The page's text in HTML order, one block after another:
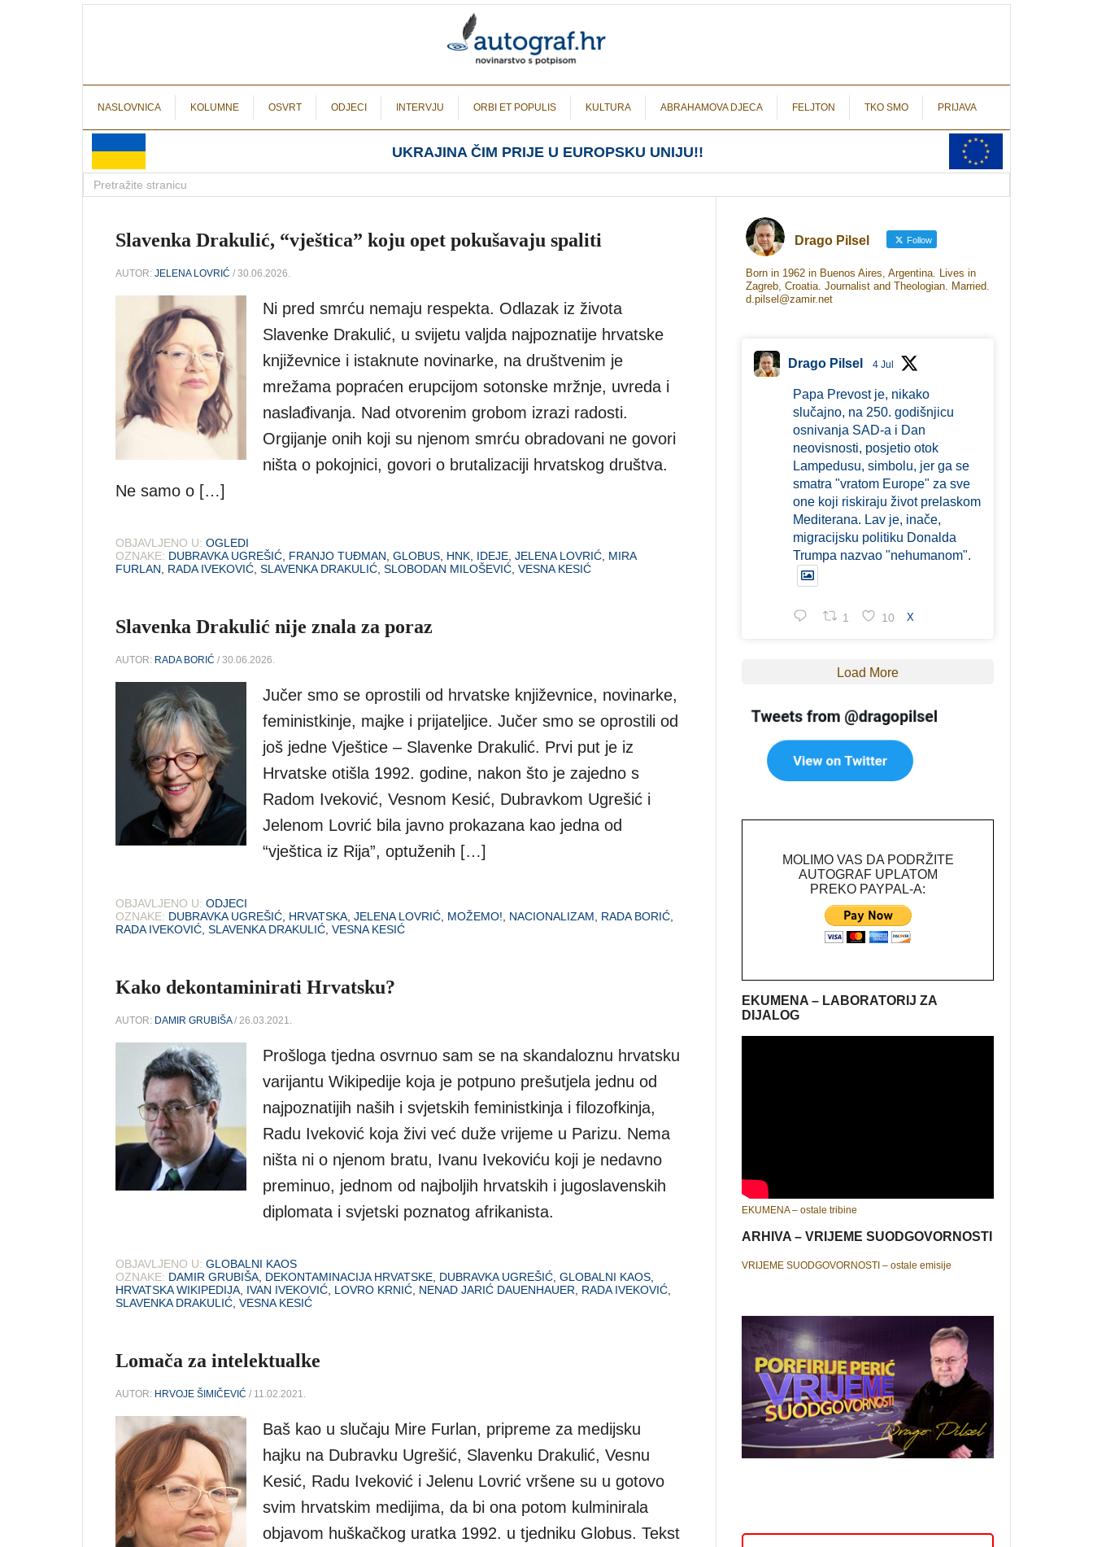
NASLOVNICA KOLUMNE OSVRT ODJECI INTERVJU ORBI ET POPULIS KULTURA ABRAHAMOVA DJECA FELJTON TKO SMO PRIJAVA
UKRAJINA ČIM PRIJE U EUROPSKU UNIJU!!
Slavenka Drakulić, “vještica” koju opet pokušavaju spaliti
AUTOR: JELENA LOVRIĆ / 30.06.2026.
Ni pred smrću nemaju respekta. Odlazak iz života
Slavenke Drakulić, u svijetu valjda najpoznatije hrvatske
književnice i istaknute novinarke, na društvenim je
mrežama popraćen erupcijom sotonske mržnje, uvreda i
naslađivanja. Nad otvorenim grobom izrazi radosti.
Orgijanje onih koji su njenom smrću obradovani ne govori
ništa o pokojnici, govori o brutalizaciji hrvatskog društva.
Ne samo o […]
OBJAVLJENO U: OGLEDI
OZNAKE: DUBRAVKA UGREŠIĆ FRANJO TUĐMAN GLOBUS HNK IDEJE JELENA LOVRIĆ MIRA
FURLAN
RADA IVEKOVIĆ SLAVENKA DRAKULIĆ SLOBODAN MILOŠEVIĆ VESNA KESIĆ
Slavenka Drakulić nije znala za poraz
AUTOR: RADA BORIĆ / 30.06.2026.
Jučer smo se oprostili od hrvatske književnice, novinarke,
feministkinje, majke i prijateljice. Jučer smo se oprostili od
još jedne Vještice – Slavenke Drakulić. Prvi put je iz
Hrvatske otišla 1992. godine, nakon što je zajedno s
Radom Iveković, Vesnom Kesić, Dubravkom Ugrešić i
Jelenom Lovrić bila javno prokazana kao jedna od
“vještica iz Rija”, optuženih […]
OBJAVLJENO U: ODJECI
OZNAKE: DUBRAVKA UGREŠIĆ HRVATSKA JELENA LOVRIĆ MOŽEMO! NACIONALIZAM RADA BORIĆ
RADA IVEKOVIĆ SLAVENKA DRAKULIĆ VESNA KESIĆ
Kako dekontaminirati Hrvatsku?
AUTOR: DAMIR GRUBIŠA/ 26.03.2021.
Prošloga tjedna osvrnuo sam se na skandaloznu hrvatsku
varijantu Wikipedije koja je potpuno prešutjela jednu od
najpoznatijih naših i svjetskih feministkinja i filozofkinja,
Radu Iveković koja živi već duže vrijeme u Parizu. Nema
ništa ni o njenom bratu, Ivanu Ivekoviću koji je nedavno
preminuo, jednom od najboljih hrvatskih i jugoslavenskih
diplomata i svjetski poznatog afrikanista.
OBJAVLJENO U: GLOBALNI KAOS
OZNAKE: DAMIR GRUBIŠA DEKONTAMINACIJA HRVATSKE DUBRAVKA UGREŠIĆ GLOBALNI KAOS
HRVATSKA WIKIPEDIJA IVAN IVEKOVIĆ LOVRO KRNIĆ NENAD JARIĆ DAUENHAUER RADA IVEKOVIĆ
SLAVENKA DRAKULIĆ VESNA KESIĆ
Lomača za intelektualke
AUTOR: HRVOJE ŠIMIČEVIĆ / 11.02.2021.
Baš kao u slučaju Mire Furlan, pripreme za medijsku
hajku na Dubravku Ugrešić, Slavenku Drakulić, Vesnu
Kesić, Radu Iveković i Jelenu Lovrić vršene su u gotovo
svim hrvatskim medijima, da bi ona potom kulminirala
objavom huškačkog uratka 1992. u tjedniku Globus. Tekst
Drago Pilsel Follow
Born in 1962 in Buenos Aires, Argentina. Lives in
Zagreb, Croatia. Journalist and Theologian. Married.
d.pilsel@zamir.net
Drago Pilsel 4 Jul
Papa Prevost je, nikako
slučajno, na 250. godišnjicu
osnivanja SAD-a i Dan
neovisnosti, posjetio otok
Lampedusu, simbolu, jer ga se
smatra "vratom Europe" za sve
one koji riskiraju život prelaskom
Mediterana. Lav je, inače,
migracijsku politiku Donalda
Trumpa nazvao "nehumanom".
1 10 X
Load More
MOLIMO VAS DA PODRŽITE
AUTOGRAF UPLATOM
PREKO PAYPAL-A:
EKUMENA – LABORATORIJ ZA
DIJALOG
EKUMENA – ostale tribine
ARHIVA – VRIJEME SUODGOVORNOSTI
VRIJEME SUODGOVORNOSTI – ostale emisije